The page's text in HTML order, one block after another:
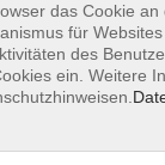
das Cookie
für
des
ein. Weitere